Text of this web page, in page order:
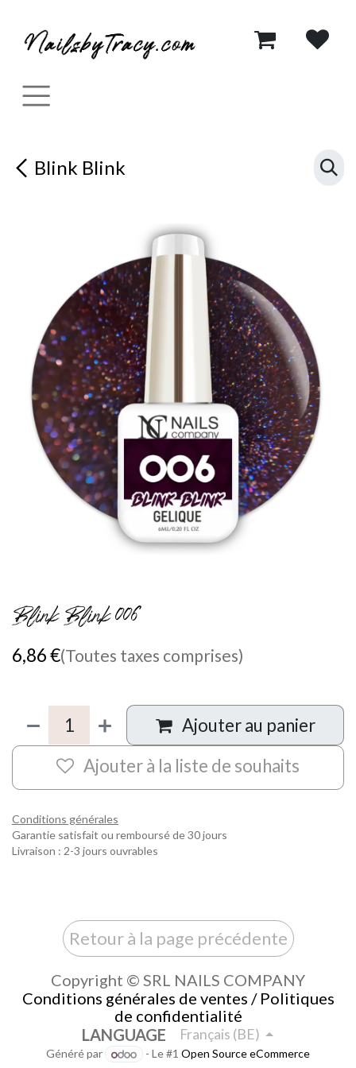
Blink Blink
Blink Blink 006
6,86€(Toutes taxes comprises)
Ajouter au panier
Ajouter à la liste de souhaits
Conditions générales
Garantie satisfait ou remboursé de 30 jours
Livraison : 2-3 jours ouvrables
Retour à la page précédente
Copyright © SRL NAILS COMPANY
Conditions générales de ventes / Politiques
de confidentialité
LANGUAGE
Français (BE)
Généré par - Le #1Open Source eCommerce